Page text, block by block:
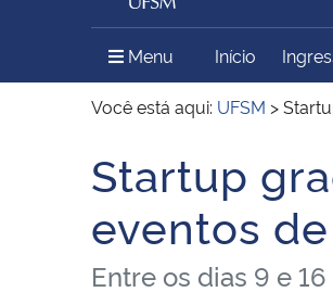
Ministério do Meio Ambiente
Secretaria de Governo
Menu Menu Principal do
Início
Você está aqui: UFSM >
Início do conteúdo
Startup
eventos
Entre os dias 9 e